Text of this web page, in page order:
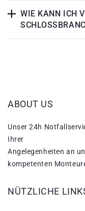
WIE KANN ICH
ABOUT US
Unser 24h
Ihrer
Angelegenheiten an
kompetenten
NÜTZLICHE